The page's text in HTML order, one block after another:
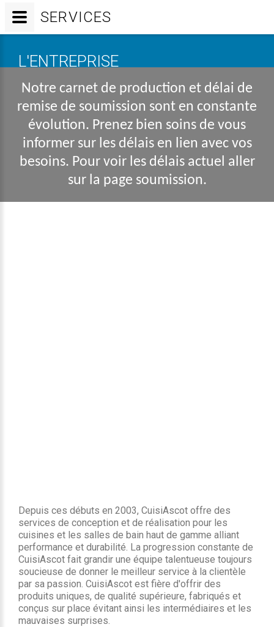
L'ENTREPRISE
Notre carnet de production et délai de
remise de soumission sont en constante
évolution. Prenez bien soins de vous
informer sur les délais en lien avec vos
besoins. Pour voir les délais actuel aller
sur la page soumission.
Depuis ces débuts en 2003, CuisiAscot offre des
services de conception et de réalisation pour les
cuisines et les salles de bain haut de gamme alliant
performance et durabilité. La progression constante de
CuisiAscot fait grandir une équipe talentueuse toujours
soucieuse de donner le meilleur service à la clientèle
par sa passion. CuisiAscot est fière d'offrir des
produits uniques, de qualité supérieure, fabriqués et
conçus sur place évitant ainsi les intermédiaires et les
mauvaises surprises.
SERVICES